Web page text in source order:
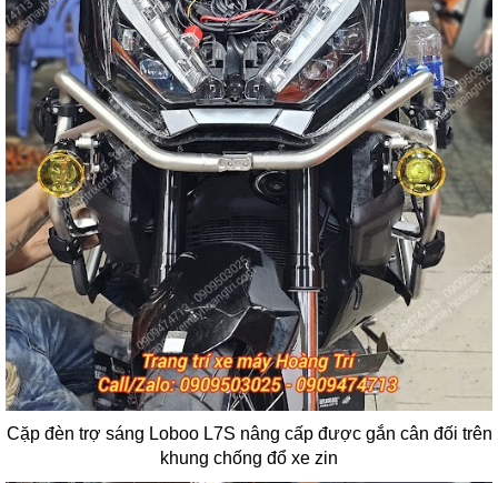
Cặp đèn trợ sáng Loboo L7S nâng cấp được gắn cân đối trên
khung chống đổ xe zin